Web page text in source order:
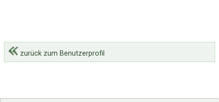
zurück zum Benutzerprofil